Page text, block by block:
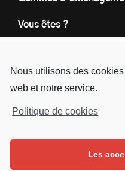
Nous utilisons des
web et notre service.
Politique de cookies
Les
Vous êtes ?
Le groupe